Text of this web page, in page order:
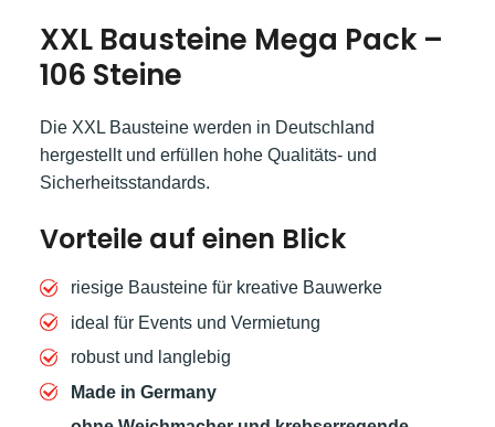
XXL Bausteine Mega Pack –
106 Steine
Die XXL Bausteine werden in Deutschland
hergestellt und erfüllen hohe Qualitäts- und
Sicherheitsstandards.
Vorteile auf einen Blick
riesige Bausteine für kreative Bauwerke
ideal für Events und Vermietung
robust und langlebig
Made in Germany